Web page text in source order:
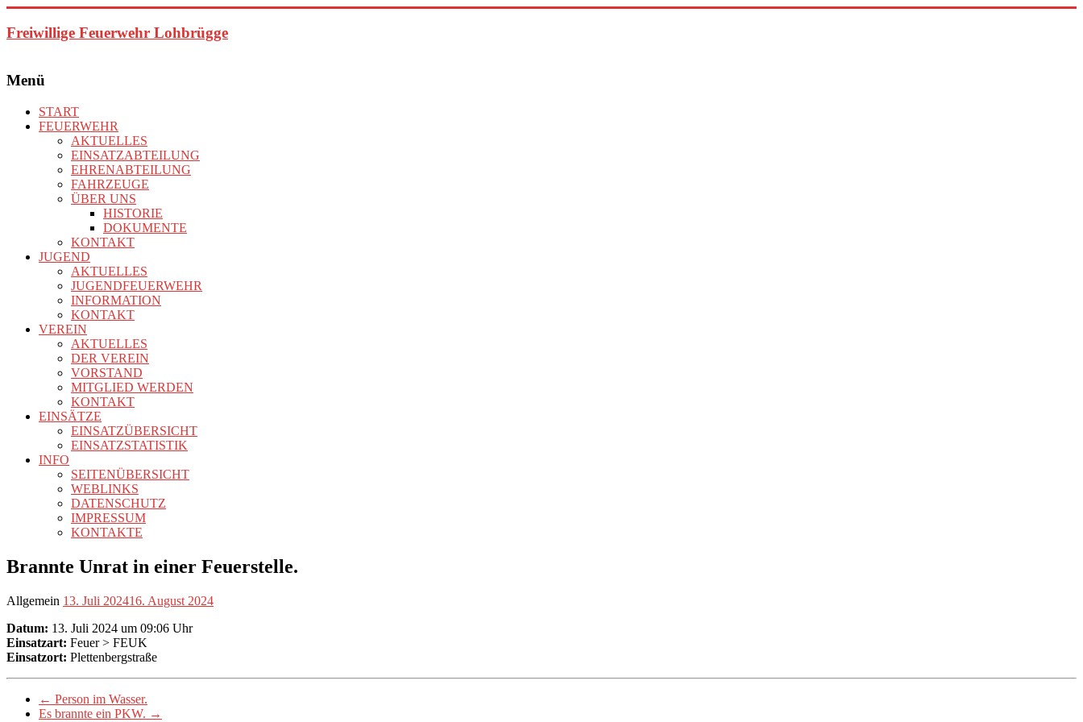
Inhalt
springen
Freiwillige Feuerwehr Lohbrügge
Menü
START
FEUERWEHR
AKTUELLES
EINSATZABTEILUNG
EHRENABTEILUNG
FAHRZEUGE
ÜBER UNS
HISTORIE
DOKUMENTE
KONTAKT
JUGEND
AKTUELLES
JUGENDFEUERWEHR
INFORMATION
KONTAKT
VEREIN
AKTUELLES
DER VEREIN
VORSTAND
MITGLIED WERDEN
KONTAKT
EINSÄTZE
EINSATZÜBERSICHT
EINSATZSTATISTIK
INFO
SEITENÜBERSICHT
WEBLINKS
DATENSCHUTZ
IMPRESSUM
KONTAKTE
Brannte Unrat in einer Feuerstelle.
Allgemein 13. Juli 202416. August 2024
Datum: 13. Juli 2024 um 09:06 Uhr
Einsatzart: Feuer > FEUK
Einsatzort: Plettenbergstraße
← Person im Wasser.
Es brannte ein PKW. →